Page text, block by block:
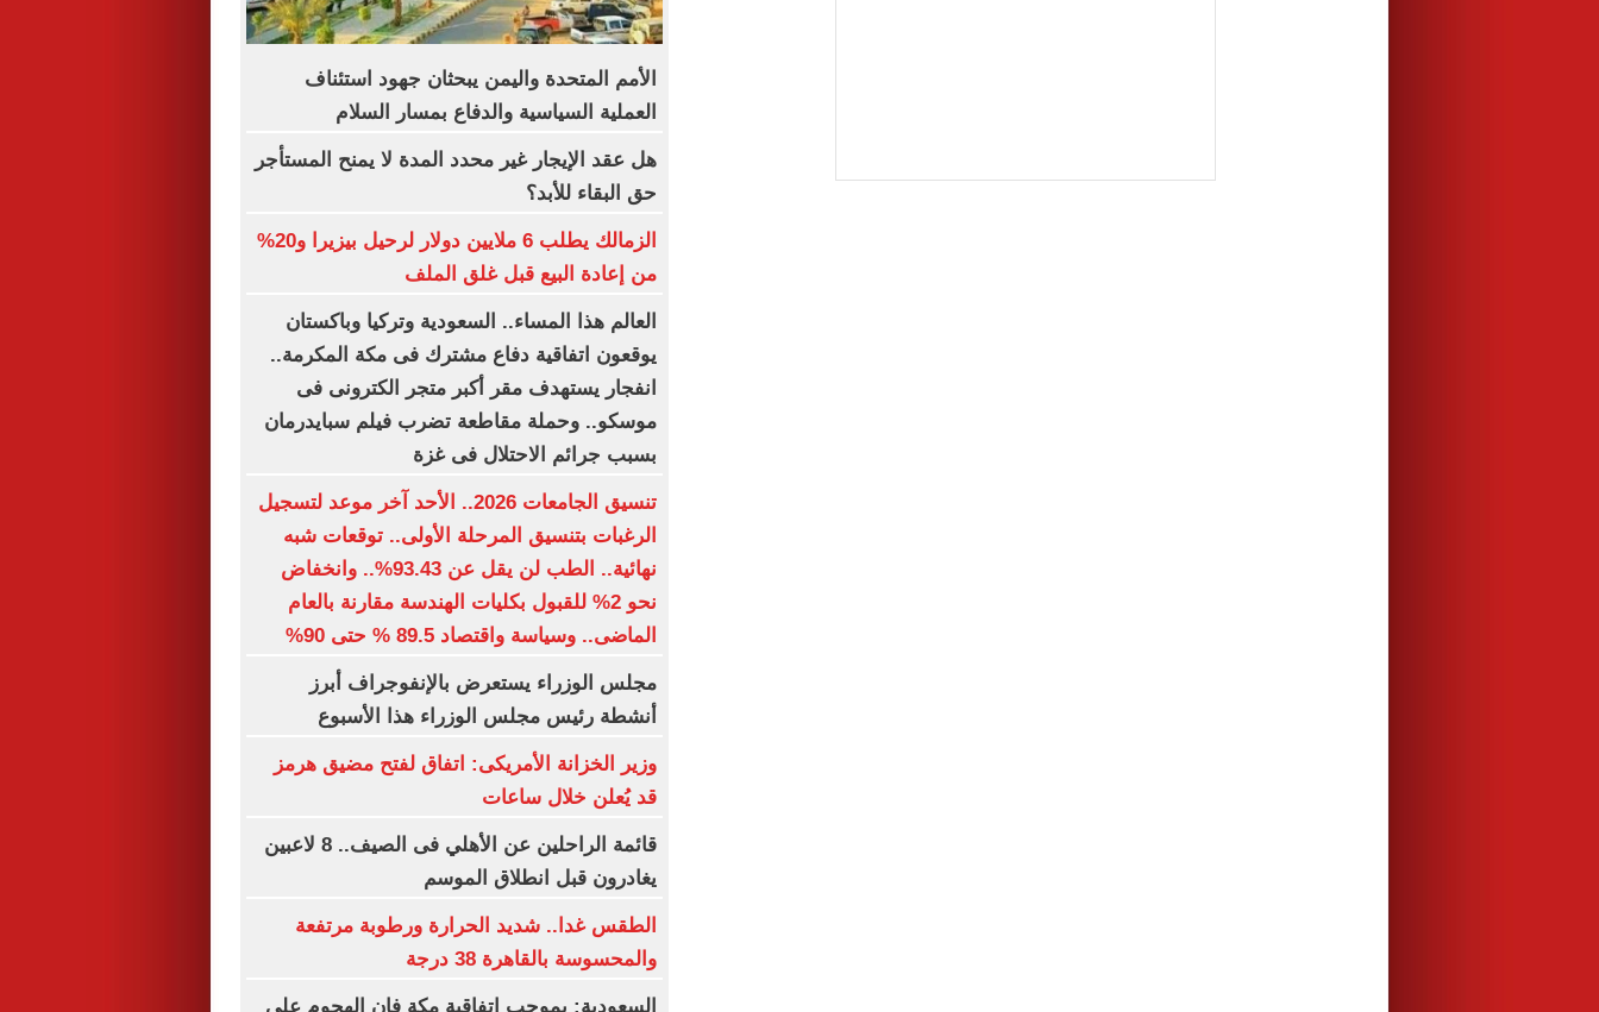
الأمم المتحدة واليمن يبحثان جهود استئناف
العملية السياسية والدفاع بمسار السلام
هل عقد الإيجار غير محدد المدة لا يمنح المستأجر
حق البقاء للأبد؟
الزمالك يطلب 6 ملايين دولار لرحيل بيزيرا و20%
من إعادة البيع قبل غلق الملف
العالم هذا المساء.. السعودية وتركيا وباكستان
يوقعون اتفاقية دفاع مشترك فى مكة المكرمة..
انفجار يستهدف مقر أكبر متجر الكترونى فى
موسكو.. وحملة مقاطعة تضرب فيلم سبايدرمان
بسبب جرائم الاحتلال فى غزة
تنسيق الجامعات 2026.. الأحد آخر موعد لتسجيل
الرغبات بتنسيق المرحلة الأولى.. توقعات شبه
نهائية.. الطب لن يقل عن 93.43%.. وانخفاض
نحو 2% للقبول بكليات الهندسة مقارنة بالعام
الماضى.. وسياسة واقتصاد 89.5 % حتى 90%
مجلس الوزراء يستعرض بالإنفوجراف أبرز
أنشطة رئيس مجلس الوزراء هذا الأسبوع
وزير الخزانة الأمريكى: اتفاق لفتح مضيق هرمز
قد يُعلن خلال ساعات
قائمة الراحلين عن الأهلي فى الصيف.. 8 لاعبين
يغادرون قبل انطلاق الموسم
الطقس غدا.. شديد الحرارة ورطوبة مرتفعة
والمحسوسة بالقاهرة 38 درجة
السعودية: بموجب اتفاقية مكة فإن الهجوم على